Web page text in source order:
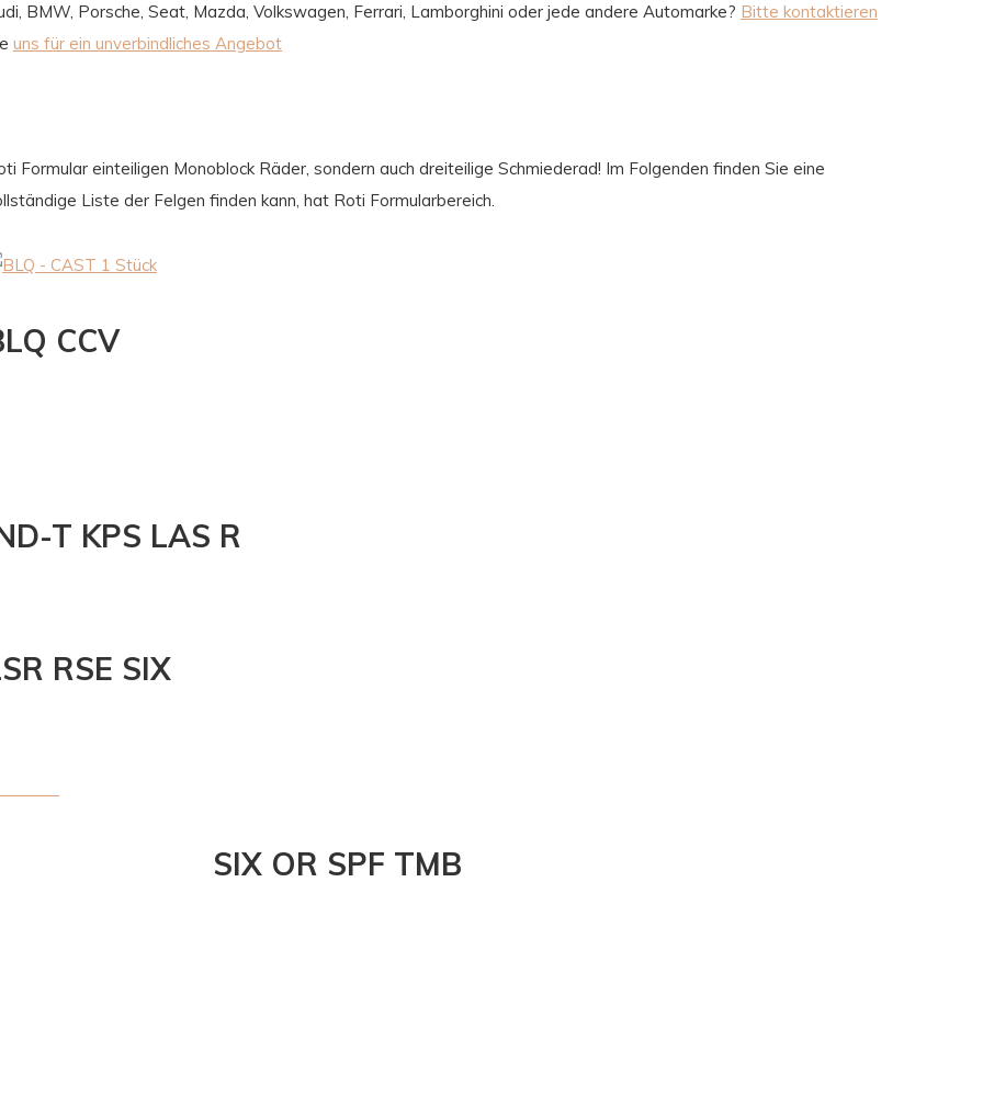
BMW, Porsche, Seat, Mazda, Volkswagen, Ferrari, Lamborghini oder jede andere Automarke? Bitte kontaktieren
uns für ein unverbindliches Angebot
Formular einteiligen Monoblock Räder, sondern auch dreiteilige Schmiederad! Im Folgenden finden Sie eine
Liste der Felgen finden kann, hat Roti Formularbereich.
CCV
T KPS LAS R
RSE SIX
SIX OR SPF TMB